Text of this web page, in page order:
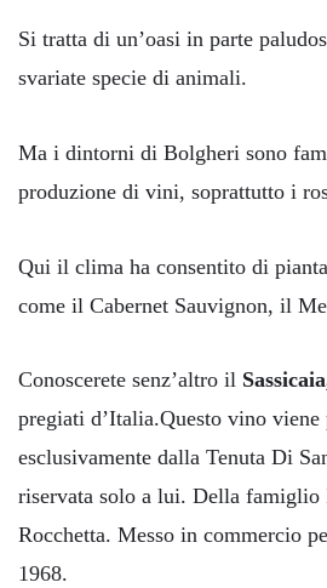
Si tratta di un’oasi in parte
svariate specie di animali.
Ma i dintorni di Bolgheri sono
produzione di vini, soprattutto i
Qui il clima ha consentito di
come il Cabernet Sauvignon, il
Conoscerete senz’altro il
pregiati d’Italia.Questo vino viene
esclusivamente dalla Tenuta Di
riservata solo a lui. Della famiglio
Rocchetta. Messo in commercio
1968.